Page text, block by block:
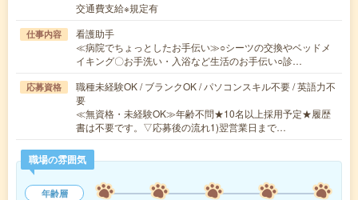
交通費支給※規定有
仕事内容
看護助手
≪病院でちょっとしたお手伝い≫○シーツの交換やベッドメ
イキング〇お手洗い・入浴など生活のお手伝い○診…
応募資格
職種未経験OK / ブランクOK / パソコンスキル不要 / 英語力不
要
≪無資格・未経験OK≫年齢不問★10名以上採用予定★履歴
書は不要です。▽応募後の流れ1)翌営業日まで…
職場の雰囲気
年齢層